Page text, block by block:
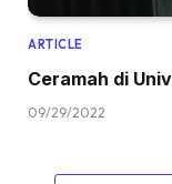
ARTICLE
Ceramah di
09/29/2022